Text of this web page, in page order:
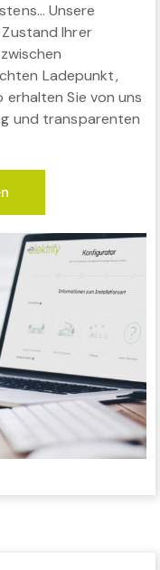
Unsere
Ihrer
Ladepunkt,
erhalten Sie von uns
und transparenten